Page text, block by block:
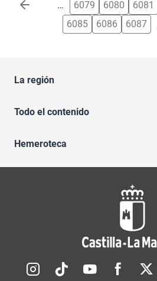
… 6079 6080 6081
6085
6086 6087
La región
Todo el contenido
Hemeroteca
Redes sociales JCCM